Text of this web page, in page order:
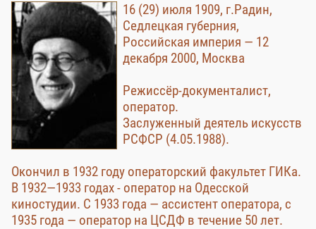
16 (29) июля 1909, г.Радин,
Седлецкая губерния,
Российская империя — 12
декабря 2000, Москва
Режиссёр-документалист,
оператор.
Заслуженный деятель искусств
РСФСР (4.05.1988).
Окончил в 1932 году операторский факультет ГИКа.
В 1932—1933 годах - оператор на Одесской
киностудии. С 1933 года — ассистент оператора, с
1935 года — оператор на ЦСДФ в течение 50 лет.